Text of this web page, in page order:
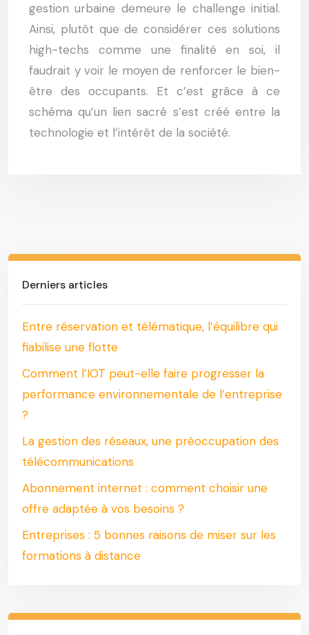
gestion urbaine demeure le challenge initial.
Ainsi, plutôt que de considérer ces solutions
high-techs comme une finalité en soi, il
faudrait y voir le moyen de renforcer le bien-
être des occupants. Et c’est grâce à ce
schéma qu’un lien sacré s’est créé entre la
technologie et l’intérêt de la société.
Derniers articles
Entre réservation et télématique, l’équilibre qui
fiabilise une flotte
Comment l’IOT peut-elle faire progresser la
performance environnementale de l’entreprise
?
La gestion des réseaux, une préoccupation des
télécommunications
Abonnement internet : comment choisir une
offre adaptée à vos besoins ?
Entreprises : 5 bonnes raisons de miser sur les
formations à distance